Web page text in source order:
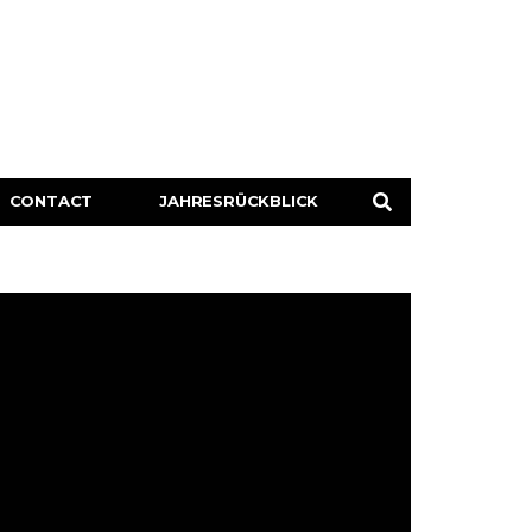
CONTACT JAHRESRÜCKBLICK